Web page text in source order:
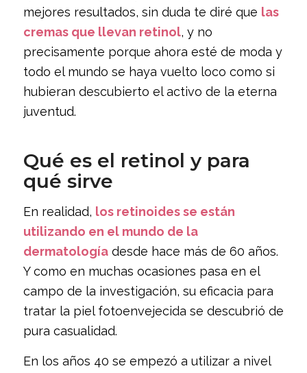
mejores resultados, sin duda te diré que las
cremas que llevan retinol, y no
precisamente porque ahora esté de moda y
todo el mundo se haya vuelto loco como si
hubieran descubierto el activo de la eterna
juventud.
Qué es el retinol y para
qué sirve
En realidad, los retinoides se están
utilizando en el mundo de la
dermatologíadesde hace más de 60 años.
Y como en muchas ocasiones pasa en el
campo de la investigación, su eficacia para
tratar la piel fotoenvejecida se descubrió de
pura casualidad.
En los años 40 se empezó a utilizar a nivel